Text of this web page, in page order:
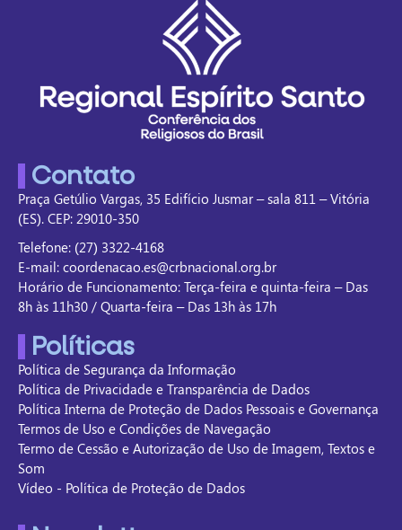
Contato
Praça Getúlio Vargas, 35 Edifício Jusmar – sala 811 – Vitória
(ES). CEP: 29010-350
Telefone: (27) 3322-4168
E-mail: coordenacao.es@crbnacional.org.br
Horário de Funcionamento: Terça-feira e quinta-feira – Das
8h às 11h30 / Quarta-feira – Das 13h às 17h
Políticas
Política de Segurança da Informação
Política de Privacidade e Transparência de Dados
Política Interna de Proteção de Dados Pessoais e Governança
Termos de Uso e Condições de Navegação
Termo de Cessão e Autorização de Uso de Imagem, Textos e
Som
Vídeo - Política de Proteção de Dados